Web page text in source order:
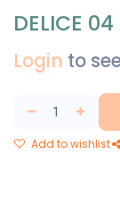
DELICE
Login to
Add to wishlist